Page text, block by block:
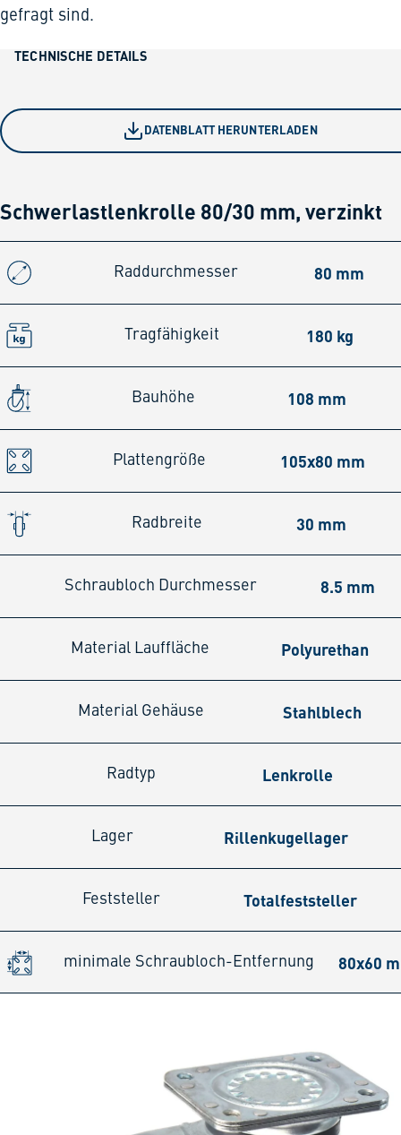
gefragt sind.
TECHNISCHE DETAILS
DATENBLATT HERUNTERLADEN
Schwerlastlenkrolle 80/30 mm, verzinkt
Raddurchmesser 80 mm
Tragfähigkeit 180 kg
Bauhöhe 108 mm
Plattengröße 105x80 mm
Radbreite 30 mm
Schraubloch Durchmesser 8.5 mm
Material Lauffläche Polyurethan
Material Gehäuse Stahlblech
Radtyp Lenkrolle
Lager Rillenkugellager
Feststeller Totalfeststeller
minimale Schraubloch-Entfernung 80x60